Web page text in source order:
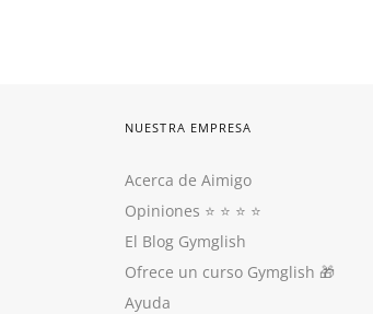
NUESTRA EMPRESA
Acerca de Aimigo
Opiniones ⭐️ ⭐️ ⭐️ ⭐️
El Blog Gymglish
Ofrece un curso Gymglish 🎁
Ayuda